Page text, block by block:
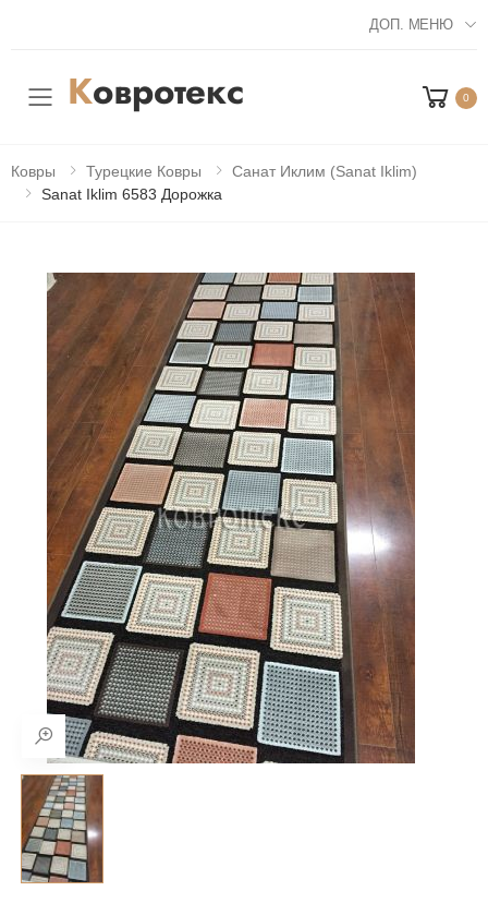
ДОП. МЕНЮ
Мобильное меню 0
Ковры Турецкие Ковры
Санат Иклим (Sanat Iklim)
Sanat Iklim 6583 Дорожка